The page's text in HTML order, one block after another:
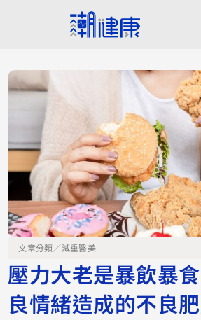
文章分類／減重醫美
壓力大老是暴飲暴
良情緒造成的不良